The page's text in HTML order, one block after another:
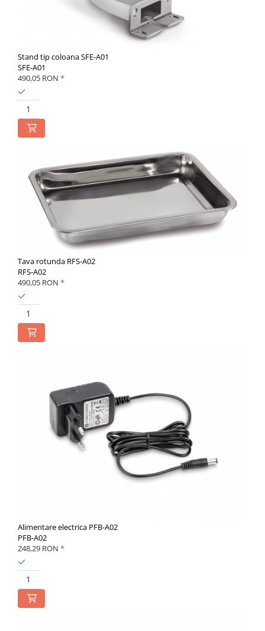
Stand tip coloana SFE-A01
SFE-A01
490,05 RON *
Tava rotunda RFS-A02
RFS-A02
490,05 RON *
Alimentare electrica PFB-A02
PFB-A02
248,29 RON *